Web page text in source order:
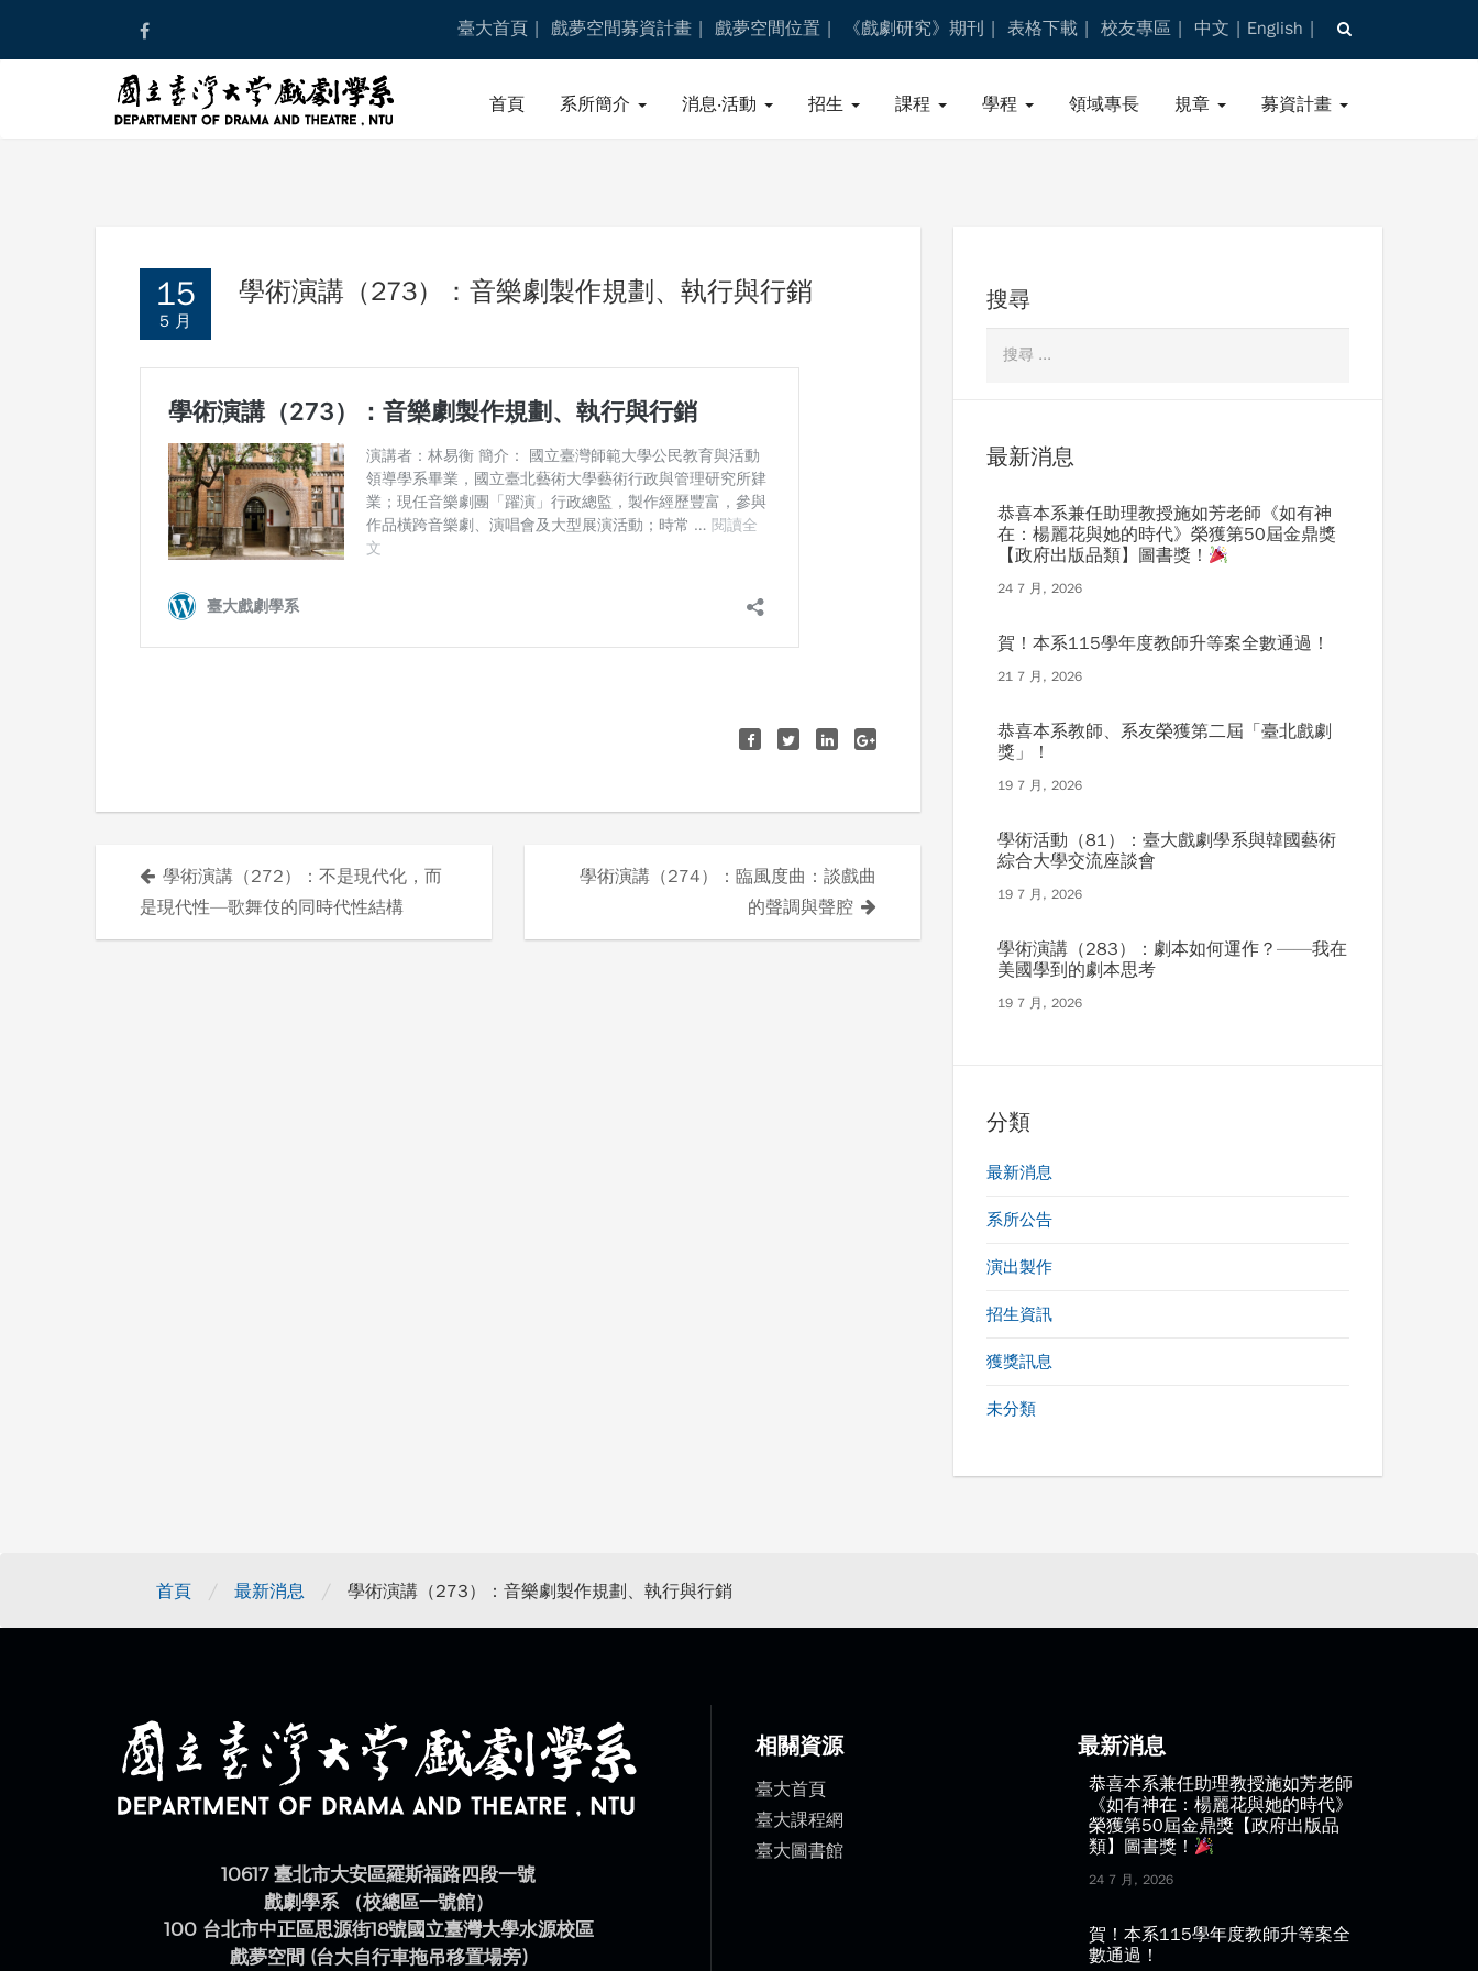
臺大首頁 戲夢空間募資計畫 戲夢空間位置 《戲劇研究》期刊 表格下載 校友專區 中文 English
首頁 系所簡介 消息‧活動 招生 課程 學程 領域專長 規章 募資計畫
15
5 月
學術演講（273）：音樂劇製作規劃、執行與行銷
章
學術演講（272）：不是現代化，而
是現代性—歌舞伎的同時代性結構
學術演講（274）：臨風度曲：談戲曲
的聲調與聲腔
搜尋
最新消息
恭喜本系兼任助理教授施如芳老師《如有神
在：楊麗花與她的時代》榮獲第50屆金鼎獎
【政府出版品類】圖書獎！
24 7 月, 2026
賀！本系115學年度教師升等案全數通過！
21 7 月, 2026
恭喜本系教師、系友榮獲第二屆「臺北戲劇
獎」！
19 7 月, 2026
學術活動（81）：臺大戲劇學系與韓國藝術
綜合大學交流座談會
19 7 月, 2026
學術演講（283）：劇本如何運作？——我在
美國學到的劇本思考
19 7 月, 2026
分類
最新消息
系所公告
演出製作
招生資訊
獲獎訊息
未分類
首頁 / 最新消息 / 學術演講（273）：音樂劇製作規劃、執行與行銷
10617 臺北市大安區羅斯福路四段一號
戲劇學系 （校總區一號館）
100 台北市中正區思源街18號國立臺灣大學水源校區
戲夢空間 (台大自行車拖吊移置場旁)
相關資源
臺大首頁
臺大課程網
臺大圖書館
最新消息
恭喜本系兼任助理教授施如芳老師
《如有神在：楊麗花與她的時代》
榮獲第50屆金鼎獎【政府出版品
類】圖書獎！
24 7 月, 2026
賀！本系115學年度教師升等案全
數通過！